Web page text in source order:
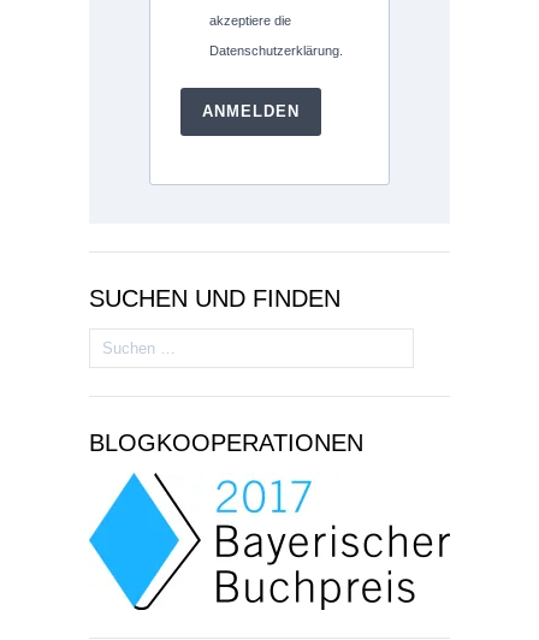
akzeptiere die
Datenschutzerklärung.
ANMELDEN
SUCHEN UND FINDEN
Suchen
nach:
BLOGKOOPERATIONEN